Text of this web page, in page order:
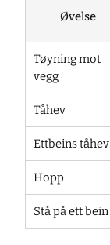
Øvelse
Tøyning mot
vegg
Tåhev
Ettbeins tåhev
Hopp
Stå på ett bein